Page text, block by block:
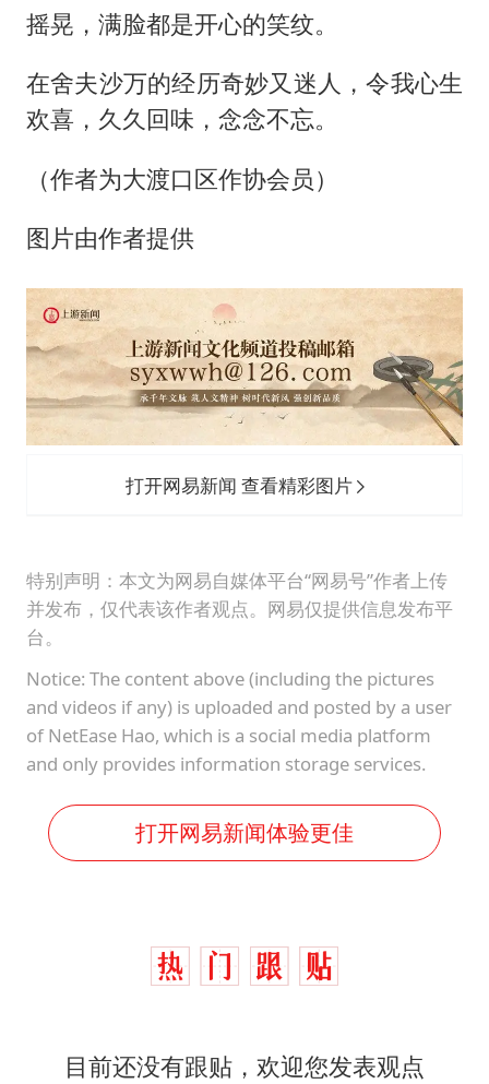
摇晃，满脸都是开心的笑纹。
在舍夫沙万的经历奇妙又迷人，令我心生
欢喜，久久回味，念念不忘。
（作者为大渡口区作协会员）
图片由作者提供
打开网易新闻 查看精彩图片
特别声明：本文为网易自媒体平台“网易号”作者上传
并发布，仅代表该作者观点。网易仅提供信息发布平
台。
Notice: The content above (including the pictures
and videos if any) is uploaded and posted by a user
of NetEase Hao, which is a social media platform
and only provides information storage services.
打开网易新闻体验更佳
目前还没有跟贴，欢迎您发表观点